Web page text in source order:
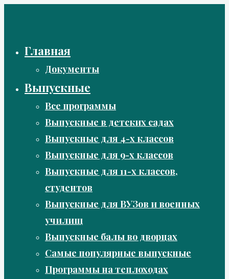
Главная
Документы
Выпускные
Все программы
Выпускные в детских садах
Выпускные для 4-х классов
Выпускные для 9-х классов
Выпускные для 11-х классов,
студентов
Выпускные для ВУЗов и военных
училищ
Выпускные балы во дворцах
Самые популярные выпускные
Программы на теплоходах